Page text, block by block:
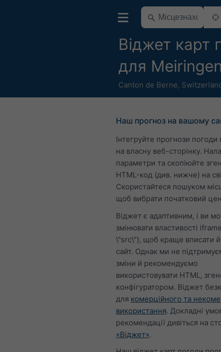
Віджет карт
для
Canton de Berne,
Наш прогноз на вашому
Інтегруйте прогнози
на власну веб-сторінку.
параметри та скопіюйте
HTML-код (див. нижче) на
Скористайтеся пошуком
щоб вибрати початковий
Віджет є адаптивним, і ви
змінювати властивості
\"src\"), щоб краще вписати
сайт. Однак ми не
зміни й рекомендуємо
використовувати HTML,
конфігуратором. Віджет
для комерційного та
використання. Докладні
рекомендації дивіться на
«Віджет».